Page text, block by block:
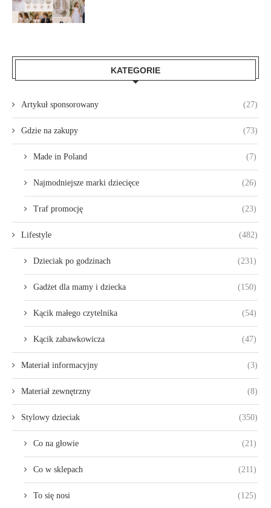
KATEGORIE
Artykuł sponsorowany (27)
Gdzie na zakupy (73)
Made in Poland (7)
Najmodniejsze marki dziecięce (26)
Traf promocję (23)
Lifestyle (482)
Dzieciak po godzinach (231)
Gadżet dla mamy i dziecka (150)
Kącik małego czytelnika (54)
Kącik zabawkowicza (47)
Materiał informacyjny (3)
Materiał zewnętrzny (8)
Stylowy dzieciak (350)
Co na głowie (21)
Co w sklepach (211)
To się nosi (125)